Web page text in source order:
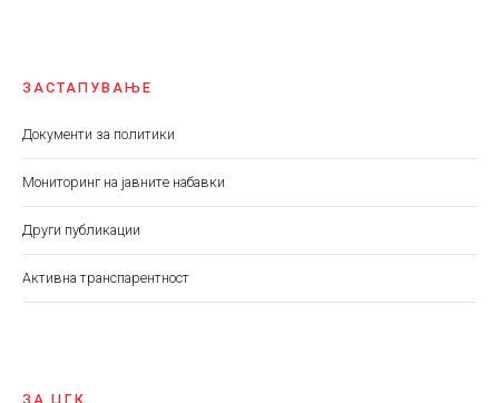
ЗАСТАПУВАЊЕ
Документи за политики
Мониторинг на јавните набавки
Други публикации
Aктивна транспарентност
ЗА ЦГК